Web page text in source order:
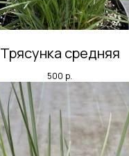
Трясунка средняя
500 р.